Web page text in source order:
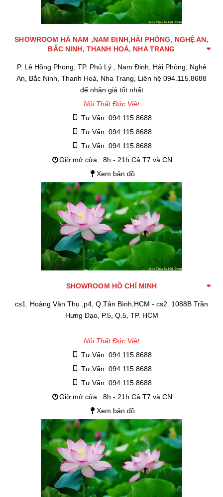
SHOWROOM HÀ NAM ,NAM ĐỊNH,HẢI PHÒNG, NGHỆ AN,
BẮC NINH, THANH HOÁ, NHA TRANG
P. Lê Hồng Phong, TP. Phủ Lý , Nam Định, Hải Phòng, Nghệ
An, Bắc Ninh, Thanh Hoá, Nha Trang, Liên hệ 094.115.8688
để nhận giá tốt nhất
Nội Thất Đức Việt
Tư Vấn: 094.115.8688
Tư Vấn: 094.115.8688
Tư Vấn: 094.115.8688
Giờ mở cửa : 8h - 21h Cả T7 và CN
Xem bản đồ
SHOWROOM HỒ CHÍ MINH
cs1. Hoàng Văn Thụ ,p4, Q.Tân Bình,HCM - cs2. 1088B Trần
Hưng Đạo, P.5, Q.5, TP. HCM
Nội Thất Đức Việt
Tư Vấn: 094.115.8688
Tư Vấn: 094.115.8688
Tư Vấn: 094.115.8688
Giờ mở cửa : 8h - 21h Cả T7 và CN
Xem bản đồ